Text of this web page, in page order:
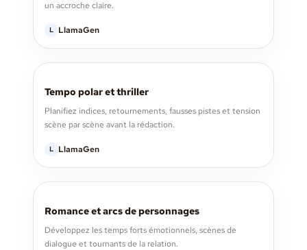
un accroche claire.
L LlamaGen
Tempo polar et thriller
Planifiez indices, retournements, fausses pistes et tension
scène par scène avant la rédaction.
L LlamaGen
Romance et arcs de personnages
Développez les temps forts émotionnels, scènes de
dialogue et tournants de la relation.